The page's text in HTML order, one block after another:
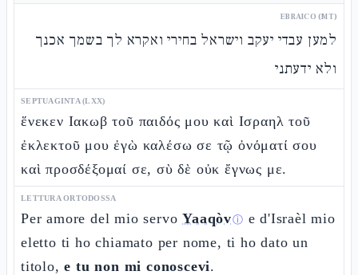
EBRAICO (MT)
למען עבדי יעקב וישראל בחירי ואקרא לך בשמך אכנך
ולא ידעתני
SEPTUAGINTA (LXX)
ἕνεκεν Ιακωβ τοῦ παιδός μου καὶ Ισραηλ τοῦ
ἐκλεκτοῦ μου ἐγὼ καλέσω σε τῷ ὀνόματί σου
καὶ προσδέξομαί σε, σὺ δὲ οὐκ ἔγνως με.
LETTURA ORTODOSSA
Per amore del mio servoYaaqòvⓘ e d'Israèl mio
eletto ti ho chiamato per nome, ti ho dato un
titolo,e tu non mi conoscevi.